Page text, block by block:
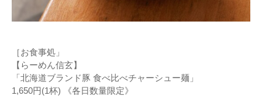
［お食事処」
【らーめん信玄】
「北海道ブランド豚 食べ比べチャーシュー麺」
1,650円(1杯) 《各日数量限定》